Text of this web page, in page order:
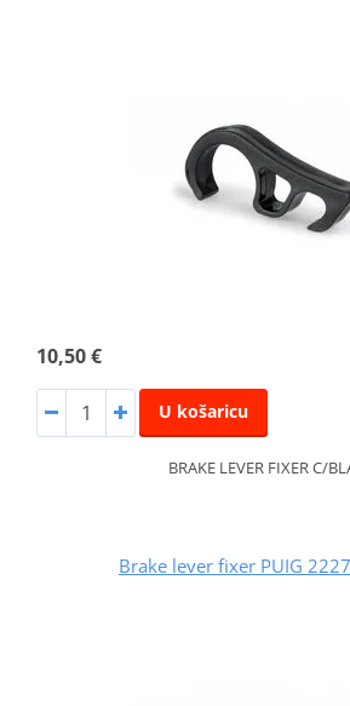
10,50 €
U košaricu
BRAKE LEVER FIXER C/
Brake lever fixer PUIG